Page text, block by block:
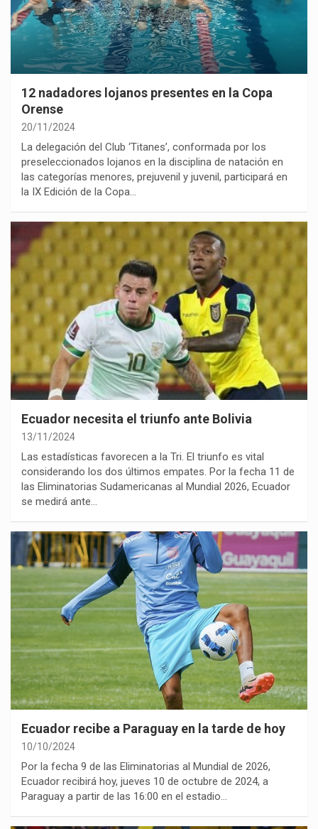
12 nadadores lojanos presentes en la Copa
Orense
20/11/2024
La delegación del Club ‘Titanes’, conformada por los
preseleccionados lojanos en la disciplina de natación en
las categorías menores, prejuvenil y juvenil, participará en
la IX Edición de la Copa…
Ecuador necesita el triunfo ante Bolivia
13/11/2024
Las estadísticas favorecen a la Tri. El triunfo es vital
considerando los dos últimos empates. Por la fecha 11 de
las Eliminatorias Sudamericanas al Mundial 2026, Ecuador
se medirá ante…
Ecuador recibe a Paraguay en la tarde de hoy
10/10/2024
Por la fecha 9 de las Eliminatorias al Mundial de 2026,
Ecuador recibirá hoy, jueves 10 de octubre de 2024, a
Paraguay a partir de las 16:00 en el estadio…